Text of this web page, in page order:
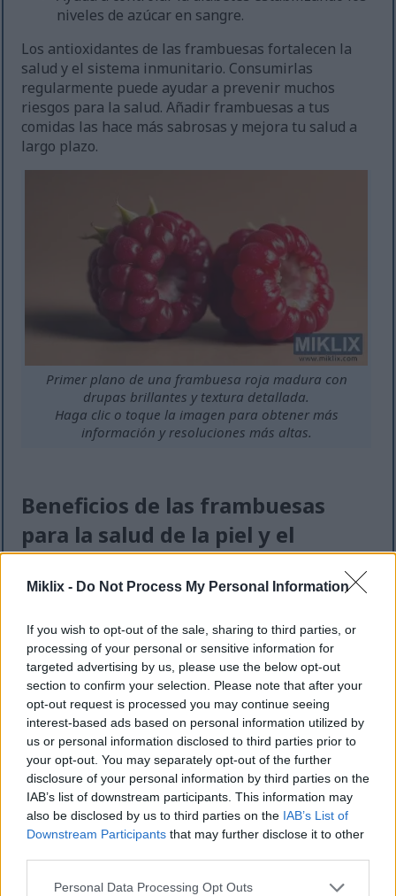
Miklix - Do Not Process My Personal Information
If you wish to opt-out of the sale, sharing to third parties, or
processing of your personal or sensitive information for
targeted advertising by us, please use the below opt-out
section to confirm your selection. Please note that after your
opt-out request is processed you may continue seeing
interest-based ads based on personal information utilized by
us or personal information disclosed to third parties prior to
your opt-out. You may separately opt-out of the further
disclosure of your personal information by third parties on the
IAB’s list of downstream participants. This information may
also be disclosed by us to third parties on the IAB’s List of
Downstream Participants that may further disclose it to other
Please note that this website/app uses one or more Google
Personal Data Processing Opt Outs
niveles de azúcar en sangre.
Los antioxidantes de las frambuesas fortalecen la
salud y el sistema inmunitario. Consumirlas
regularmente puede ayudar a prevenir muchos
riesgos para la salud. Añadir frambuesas a tus
comidas las hace más sabrosas y mejora tu salud a
largo plazo.
Primer plano de una frambuesa roja madura con
drupas brillantes y textura detallada.
Haga clic o toque la imagen para obtener más
información y resoluciones más altas.
Beneficios de las frambuesas
para la salud de la piel y el
antienvejecimiento
a su vitamina C. Esta vitamina ayuda a producir
colágeno, que mantiene la piel elástica y tersa. A
medida que envejecemos, nuestro cuerpo produce
menos colágeno, por lo que consumir alimentos
como las frambuesas es fundamental.
Las frambuesas también contienen antioxidantes
que combaten el estrés y la inflamación. Esto ayuda
a que tu piel luzca más joven y saludable. Comer
frambuesas con frecuencia puede fortalecer y
revitalizar tu piel.
Formas de incorporar